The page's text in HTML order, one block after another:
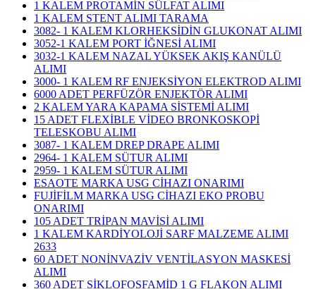
1 KALEM PROTAMİN SÜLFAT ALIMI
1 KALEM STENT ALIMI TARAMA
3082- 1 KALEM KLORHEKSİDİN GLUKONAT ALIMI
3052-1 KALEM PORT İĞNESİ ALIMI
3032-1 KALEM NAZAL YÜKSEK AKIŞ KANÜLÜ
ALIMI
3000- 1 KALEM RF ENJEKSİYON ELEKTROD ALIMI
6000 ADET PERFÜZÖR ENJEKTÖR ALIMI
2 KALEM YARA KAPAMA SİSTEMİ ALIMI
15 ADET FLEXİBLE VİDEO BRONKOSKOPİ
TELESKOBU ALIMI
3087- 1 KALEM DREP DRAPE ALIMI
2964- 1 KALEM SÜTUR ALIMI
2959- 1 KALEM SÜTUR ALIMI
ESAOTE MARKA USG CİHAZI ONARIMI
FUJİFİLM MARKA USG CİHAZI EKO PROBU
ONARIMI
105 ADET TRİPAN MAVİSİ ALIMI
1 KALEM KARDİYOLOJİ SARF MALZEME ALIMI
2633
60 ADET NONİNVAZİV VENTİLASYON MASKESİ
ALIMI
360 ADET SİKLOFOSFAMİD 1 G FLAKON ALIMI